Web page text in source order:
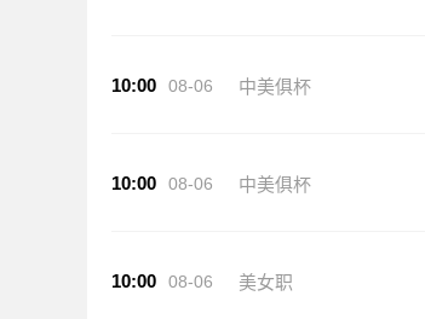
10:00 08-06 中美俱杯
10:00 08-06 中美俱杯
10:00 08-06 美女职